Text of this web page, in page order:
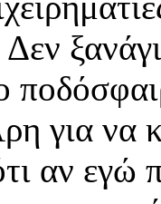
Δεν
για να
αν